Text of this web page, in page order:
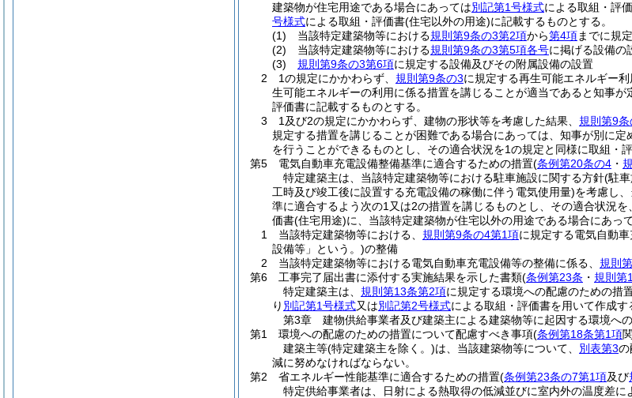
建築物が住宅用途である場合にあっては別記第1号様式による取組・評
号様式による取組・評価書(住宅以外の用途)に記載するものとする。
(1) 当該特定建築物等における規則第9条の3第2項から第4項までに規
(2) 当該特定建築物等における規則第9条の3第5項各号に掲げる設備の
(3)
規則第9条の3第6項に規定する設備及びその附属設備の設置
2 1の規定にかかわらず、 規則第9条の3に規定する再生可能エネルギー
生可能エネルギーの利用に係る措置を講じることが適当であると知事
評価書に記載するものとする。
3 1及び2の規定にかかわらず、建物の形状等を考慮した結果、 規則第9条
規定する措置を講じることが困難である場合にあっては、知事が別に
を行うことができるものとし、その適合状況を1の規定と同様に取組・
第5 電気自動車充電設備整備基準に適合するための措置(条例第20条の4 ・
特定建築主は、当該特定建築物等における駐車施設に関する方針(駐
工時及び竣工後に設置する充電設備の稼働に伴う電気使用量)を考慮し
準に適合するよう次の1又は2の措置を講じるものとし、その適合状況
価書(住宅用途)に、当該特定建築物が住宅以外の用途である場合にあっ
1 当該特定建築物等における、 規則第9条の4第1項に規定する電気自動
設備等」という。)の整備
2 当該特定建築物等における電気自動車充電設備等の整備に係る、 規則
第6 工事完了届出書に添付する実施結果を示した書類(条例第23条 ・ 規則第
特定建築主は、 規則第13条第2項に規定する環境への配慮のための措
り 別記第1号様式又は別記第2号様式による取組・評価書を用いて作成す
第3章 建物供給事業者及び建築主による建築物等に起因する環境へ
第1 環境への配慮のための措置について配慮すべき事項(条例第18条第1項
建築主等(特定建築主を除く。)は、当該建築物等について、 別表第3の
減に努めなければならない。
第2 省エネルギー性能基準に適合するための措置(条例第23条の7第1項及び
特定供給事業者は、日射による熱取得の低減並びに室内外の温度差